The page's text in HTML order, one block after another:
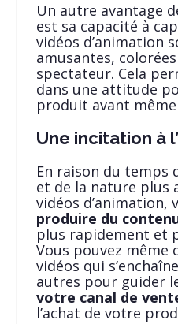
Un autre avantage
est sa capacité à
vidéos d’animation
amusantes,
spectateur. Cela
dans une attitude
produit avant même
Une incitation à
En raison du
et de la nature plus
vidéos d’animation,
produire du
plus rapidement et
Vous pouvez même
vidéos qui
autres pour guider
votre canal de
l’achat de votre